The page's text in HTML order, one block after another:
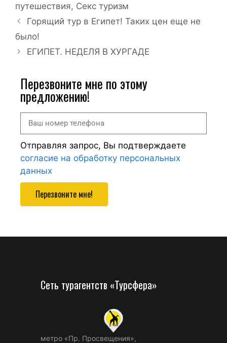
путешествия, Секс туризм
Горящий тур в Египет! Таких цен еще не
было!
ЕГИПЕТ. НЕДЕЛЯ В ХУРГАДЕ
Перезвоните мне по этому
предложению!
Отправляя запрос, Вы подтверждаете
согласие на обработку персональных
данных
Перезвоните мне!
Сеть турагентств «Турсфера»
метро «Пр. Просвещения»,